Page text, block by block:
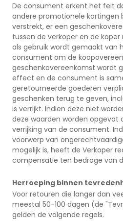
De consument erkent het feit
andere promotionele kortingen
verstrekt, er een
tussen de verkoper en de
als gebruik wordt gemaakt van
consument om de
geschenkovereenkomst wordt
effect en de consument is
geretourneerde goederen
geschenken terug te geven,
is verrijkt. Indien deze niet
deze waarden worden opgevat
verrijking van de consument.
voorwerp van
mogelijk is, heeft de Verkoper
compensatie ten bedrage van
Herroeping binnen
Voor retouren die langer dan
meestal 50-100 dagen (de
gelden de volgende regels.